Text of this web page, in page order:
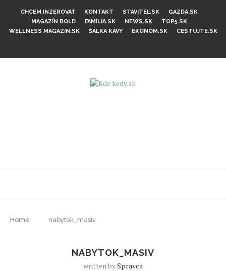
CHCEM INZEROVAŤ KONTAKT STAVITEĽ.SK
GAZDA.SK
MAGAZÍN BOLD
FAMÍLIA.SK NEWS.SK
TOP5.SK
WELLNESS MAGAZIN.SK
ŠÁLKA KÁVY EKONÓM.SK CESTUJTE.SK
Home nabytok_masiv
NABYTOK_MASIV
written bySpravca